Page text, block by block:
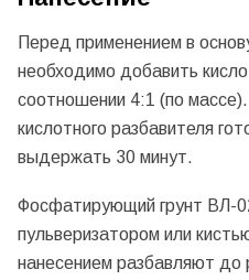
Перед применением в
необходимо добавить
соотношении 4:1 (по
кислотного разбавителя
выдержать 30 минут.
Фосфатирующий грунт ВЛ-
пульверизатором или
нанесением разбавляют до